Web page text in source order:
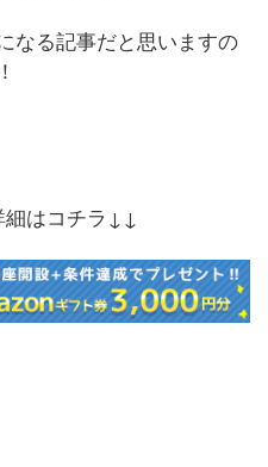
なる記事だと思いますの
はコチラ↓↓